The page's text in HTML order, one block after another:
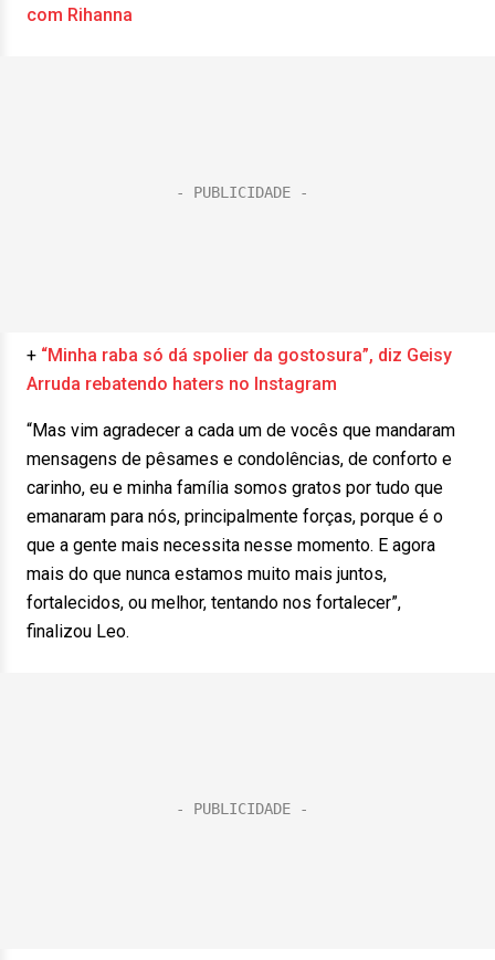
com Rihanna
+ “Minha raba só dá spolier da gostosura”, diz Geisy
Arruda rebatendo haters no Instagram
“Mas vim agradecer a cada um de vocês que mandaram
mensagens de pêsames e condolências, de conforto e
carinho, eu e minha família somos gratos por tudo que
emanaram para nós, principalmente forças, porque é o
que a gente mais necessita nesse momento. E agora
mais do que nunca estamos muito mais juntos,
fortalecidos, ou melhor, tentando nos fortalecer”,
finalizou Leo.